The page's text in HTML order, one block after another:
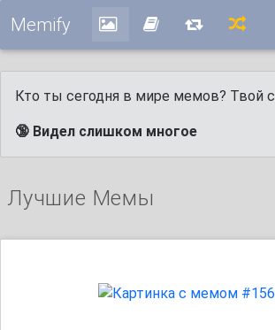
Memify
Кто ты сегодня в мире мемов? Твой
🔞 Видел слишком многое
Лучшие Мемы